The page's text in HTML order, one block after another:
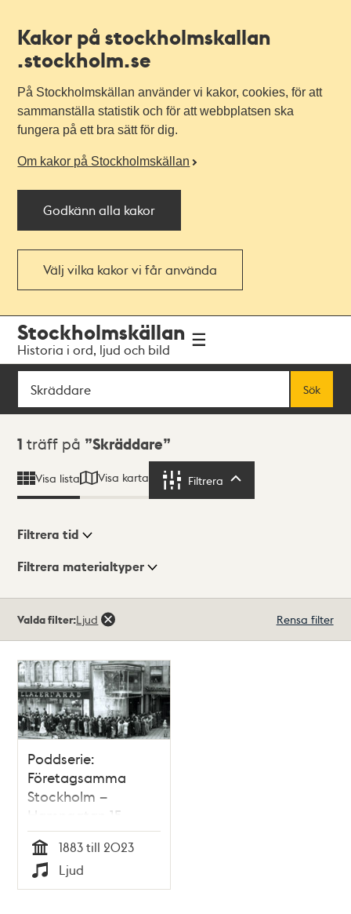
Kakor på stockholmskallan
.stockholm.se
På Stockholmskällan använder vi kakor, cookies, för att
sammanställa statistik och för att webbplatsen ska
fungera på ett bra sätt för dig.
Om kakor på Stockholmskällan
Godkänn alla kakor
Välj vilka kakor vi får använda
navigationen
huvudinnehållet
Stockholmskällan
Historia i ord, ljud och bild
Sök
Sök
Sökresultat
1 träff på Skräddare
Visa lista Visa karta Filtrera
Visningsläge
Filtrera tid
Filtrera materialtyper
träffar
Valda filter:Ljud Rensa filter
Poddserie:
Företagsamma
Stockholm –
Hamngatan 15,
MEA
Tid
1883 till 2023
Typ
Ljud